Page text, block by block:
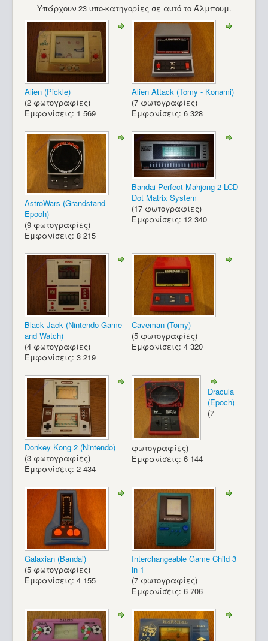
Commodore VIC-20 (2)
Commodore VIC-20 (2)_17
Υπάρχουν 23 υπο-κατηγορίες σε αυτό το Άλμπουμ.
Alien (Pickle)
(2 φωτογραφίες)
Εμφανίσεις: 1 569
Alien Attack (Tomy - Konami)
(7 φωτογραφίες)
Εμφανίσεις: 6 328
AstroWars (Grandstand -
Epoch)
(9 φωτογραφίες)
Εμφανίσεις: 8 215
Bandai Perfect Mahjong 2 LCD
Dot Matrix System
(17 φωτογραφίες)
Εμφανίσεις: 12 340
Black Jack (Nintendo Game
and Watch)
(4 φωτογραφίες)
Εμφανίσεις: 3 219
Caveman (Tomy)
(5 φωτογραφίες)
Εμφανίσεις: 4 320
Donkey Kong 2 (Nintendo)
(3 φωτογραφίες)
Εμφανίσεις: 2 434
Dracula
(Epoch)
(7
φωτογραφίες)
Εμφανίσεις: 6 144
Galaxian (Bandai)
(5 φωτογραφίες)
Εμφανίσεις: 4 155
Interchangeable Game Child 3
in 1
(7 φωτογραφίες)
Εμφανίσεις: 6 706